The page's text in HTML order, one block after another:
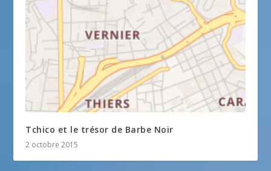
Tchico et le trésor de Barbe Noir
2 octobre 2015